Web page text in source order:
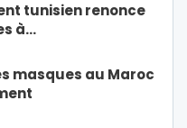
tunisien renonce
à…
masques au Maroc